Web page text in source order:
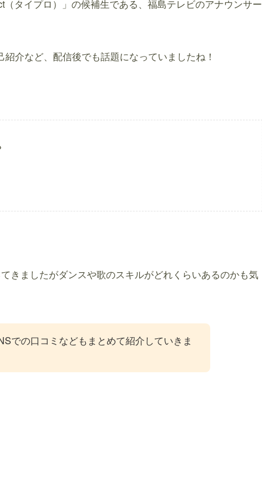
タイプロ）」の候補生である、福島テレビのアナウンサー
介など、配信後でも話題になっていましたね！
きましたがダンスや歌のスキルがどれくらいあるのかも気
での口コミなどもまとめて紹介していきま